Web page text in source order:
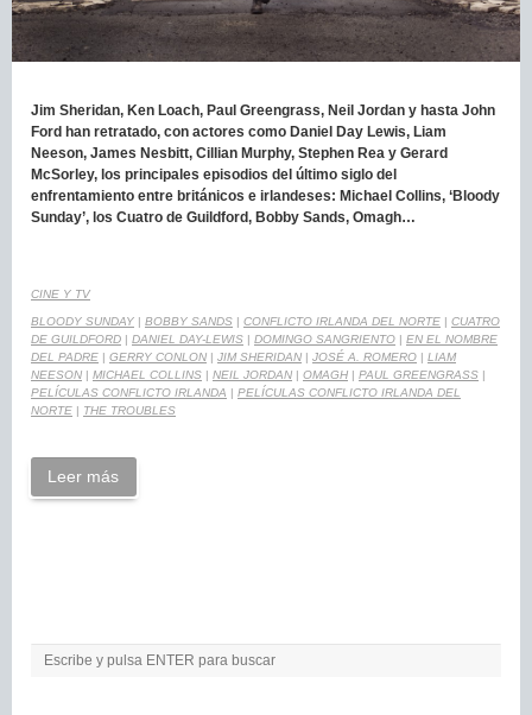
Jim Sheridan, Ken Loach, Paul Greengrass, Neil Jordan y hasta John
Ford han retratado, con actores como Daniel Day Lewis, Liam
Neeson, James Nesbitt, Cillian Murphy, Stephen Rea y Gerard
McSorley, los principales episodios del último siglo del
enfrentamiento entre británicos e irlandeses: Michael Collins, ‘Bloody
Sunday’, los Cuatro de Guildford, Bobby Sands, Omagh…
CINE Y TV
BLOODY SUNDAY | BOBBY SANDS | CONFLICTO IRLANDA DEL NORTE | CUATRO
DE GUILDFORD | DANIEL DAY-LEWIS | DOMINGO SANGRIENTO | EN EL NOMBRE
DEL PADRE | GERRY CONLON | JIM SHERIDAN | JOSÉ A. ROMERO | LIAM
NEESON | MICHAEL COLLINS | NEIL JORDAN | OMAGH | PAUL GREENGRASS |
PELÍCULAS CONFLICTO IRLANDA | PELÍCULAS CONFLICTO IRLANDA DEL
NORTE | THE TROUBLES
Leer más